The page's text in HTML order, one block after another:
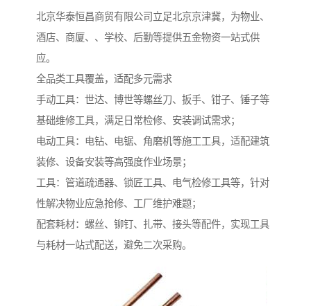
北京华泰恒昌商贸有限公司立足北京京津冀，为物业、
酒店、商厦、、学校、后勤等提供五金物资一站式供
应。
全品类工具覆盖，适配多元需求​
手动工具：世达、博世等螺丝刀、扳手、钳子、锤子等
基础维修工具，满足日常检修、安装调试需求；​
电动工具：电钻、电锯、角磨机等施工工具，适配建筑
装修、设备安装等高强度作业场景；​
工具：管道疏通器、锁匠工具、电气检修工具等，针对
性解决物业应急抢修、工厂维护难题；​
配套耗材：螺丝、铆钉、扎带、接头等配件，实现工具
与耗材一站式配送，避免二次采购。